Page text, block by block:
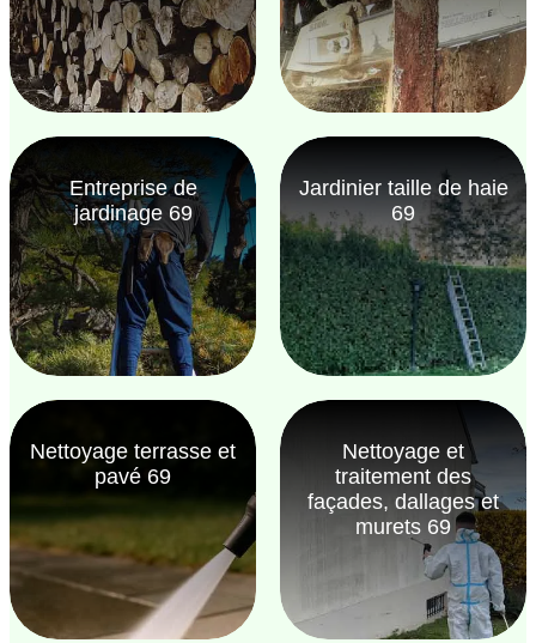
Entreprise de
jardinage 69
Jardinier taille de haie
69
Nettoyage terrasse et
pavé 69
Nettoyage et
traitement des
façades, dallages et
murets 69